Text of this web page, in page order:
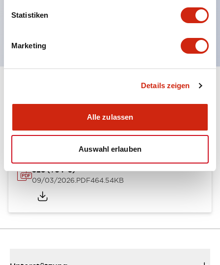
Statistiken
Marketing
Details zeigen
Alle zulassen
Auswahl erlauben
Wahlschalter
Genehmigungen & Standards
SLC (TUV-S)
09/03/2026.PDF464.54KB